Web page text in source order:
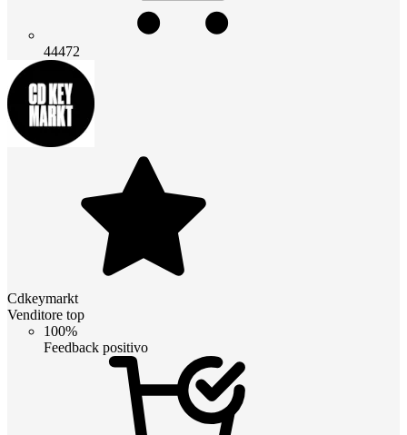
44472
Cdkeymarkt
Venditore top
100%
Feedback positivo